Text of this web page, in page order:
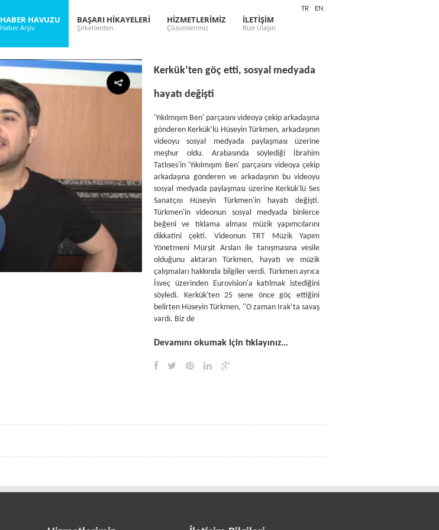
HABER HAVUZU
Haber Arşiv
BAŞARI HİKAYELERİ
Şirketlerden
HİZMETLERİMİZ
Çözümlerimiz
İLETİŞİM
Bize Ulaşın
TR EN
Kerkük’ten göç etti, sosyal medyada
hayatı değişti
'Yıkılmışım Ben' parçasını videoya çekip arkadaşına
gönderen Kerkük’lü Hüseyin Türkmen, arkadaşının
videoyu sosyal medyada paylaşması üzerine
meşhur oldu. Arabasında söylediği İbrahim
Tatlıses'in 'Yıkılmışım Ben' parçasını videoya çekip
arkadaşına gönderen ve arkadaşının bu videoyu
sosyal medyada paylaşması üzerine Kerkük'lü Ses
Sanatçısı Hüseyin Türkmen'in hayatı değişti.
Türkmen'in videonun sosyal medyada binlerce
beğeni ve tıklama alması müzik yapımcılarını
dikkatini çekti. Videonun TRT Müzik Yapım
Yönetmeni Mürşit Arslan ile tanışmasına vesile
olduğunu aktaran Türkmen, hayatı ve müzik
çalışmaları hakkında bilgiler verdi. Türkmen ayrıca
İsveç üzerinden Eurovision'a katılmak istediğini
söyledi. Kerkük'ten 25 sene önce göç ettiğini
belirten Hüseyin Türkmen, ''O zaman Irak’ta savaş
vardı. Biz de
Devamını okumak için tıklayınız...